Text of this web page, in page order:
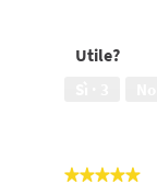
Utile?
★★★★★
★★★★★